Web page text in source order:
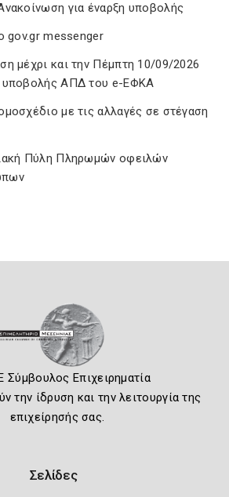
για έναρξη υποβολής
gov.gr messenger
μέχρι και την Πέμπτη 10/09/2026
υποβολής ΑΠΔ του e-ΕΦΚΑ
με τις αλλαγές σε στέγαση
Πύλη Πληρωμών οφειλών
Σύμβουλος Επιχειρηματία
την ίδρυση και την λειτουργία της
επιχείρησής σας.
Σελίδες